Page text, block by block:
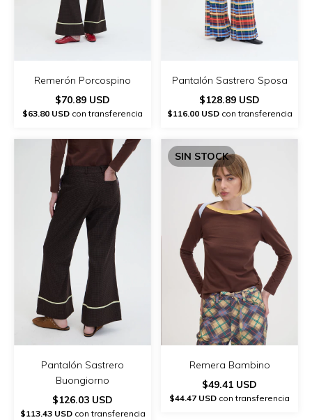
Remerón Porcospino
$70.89 USD
$63.80 USD con transferencia
Pantalón Sastrero Sposa
$128.89 USD
$116.00 USDcon transferencia
Pantalón Sastrero
Buongiorno
$126.03 USD
$113.43 USDcon transferencia
SIN STOCK
Remera Bambino
$49.41 USD
$44.47 USD con transferencia